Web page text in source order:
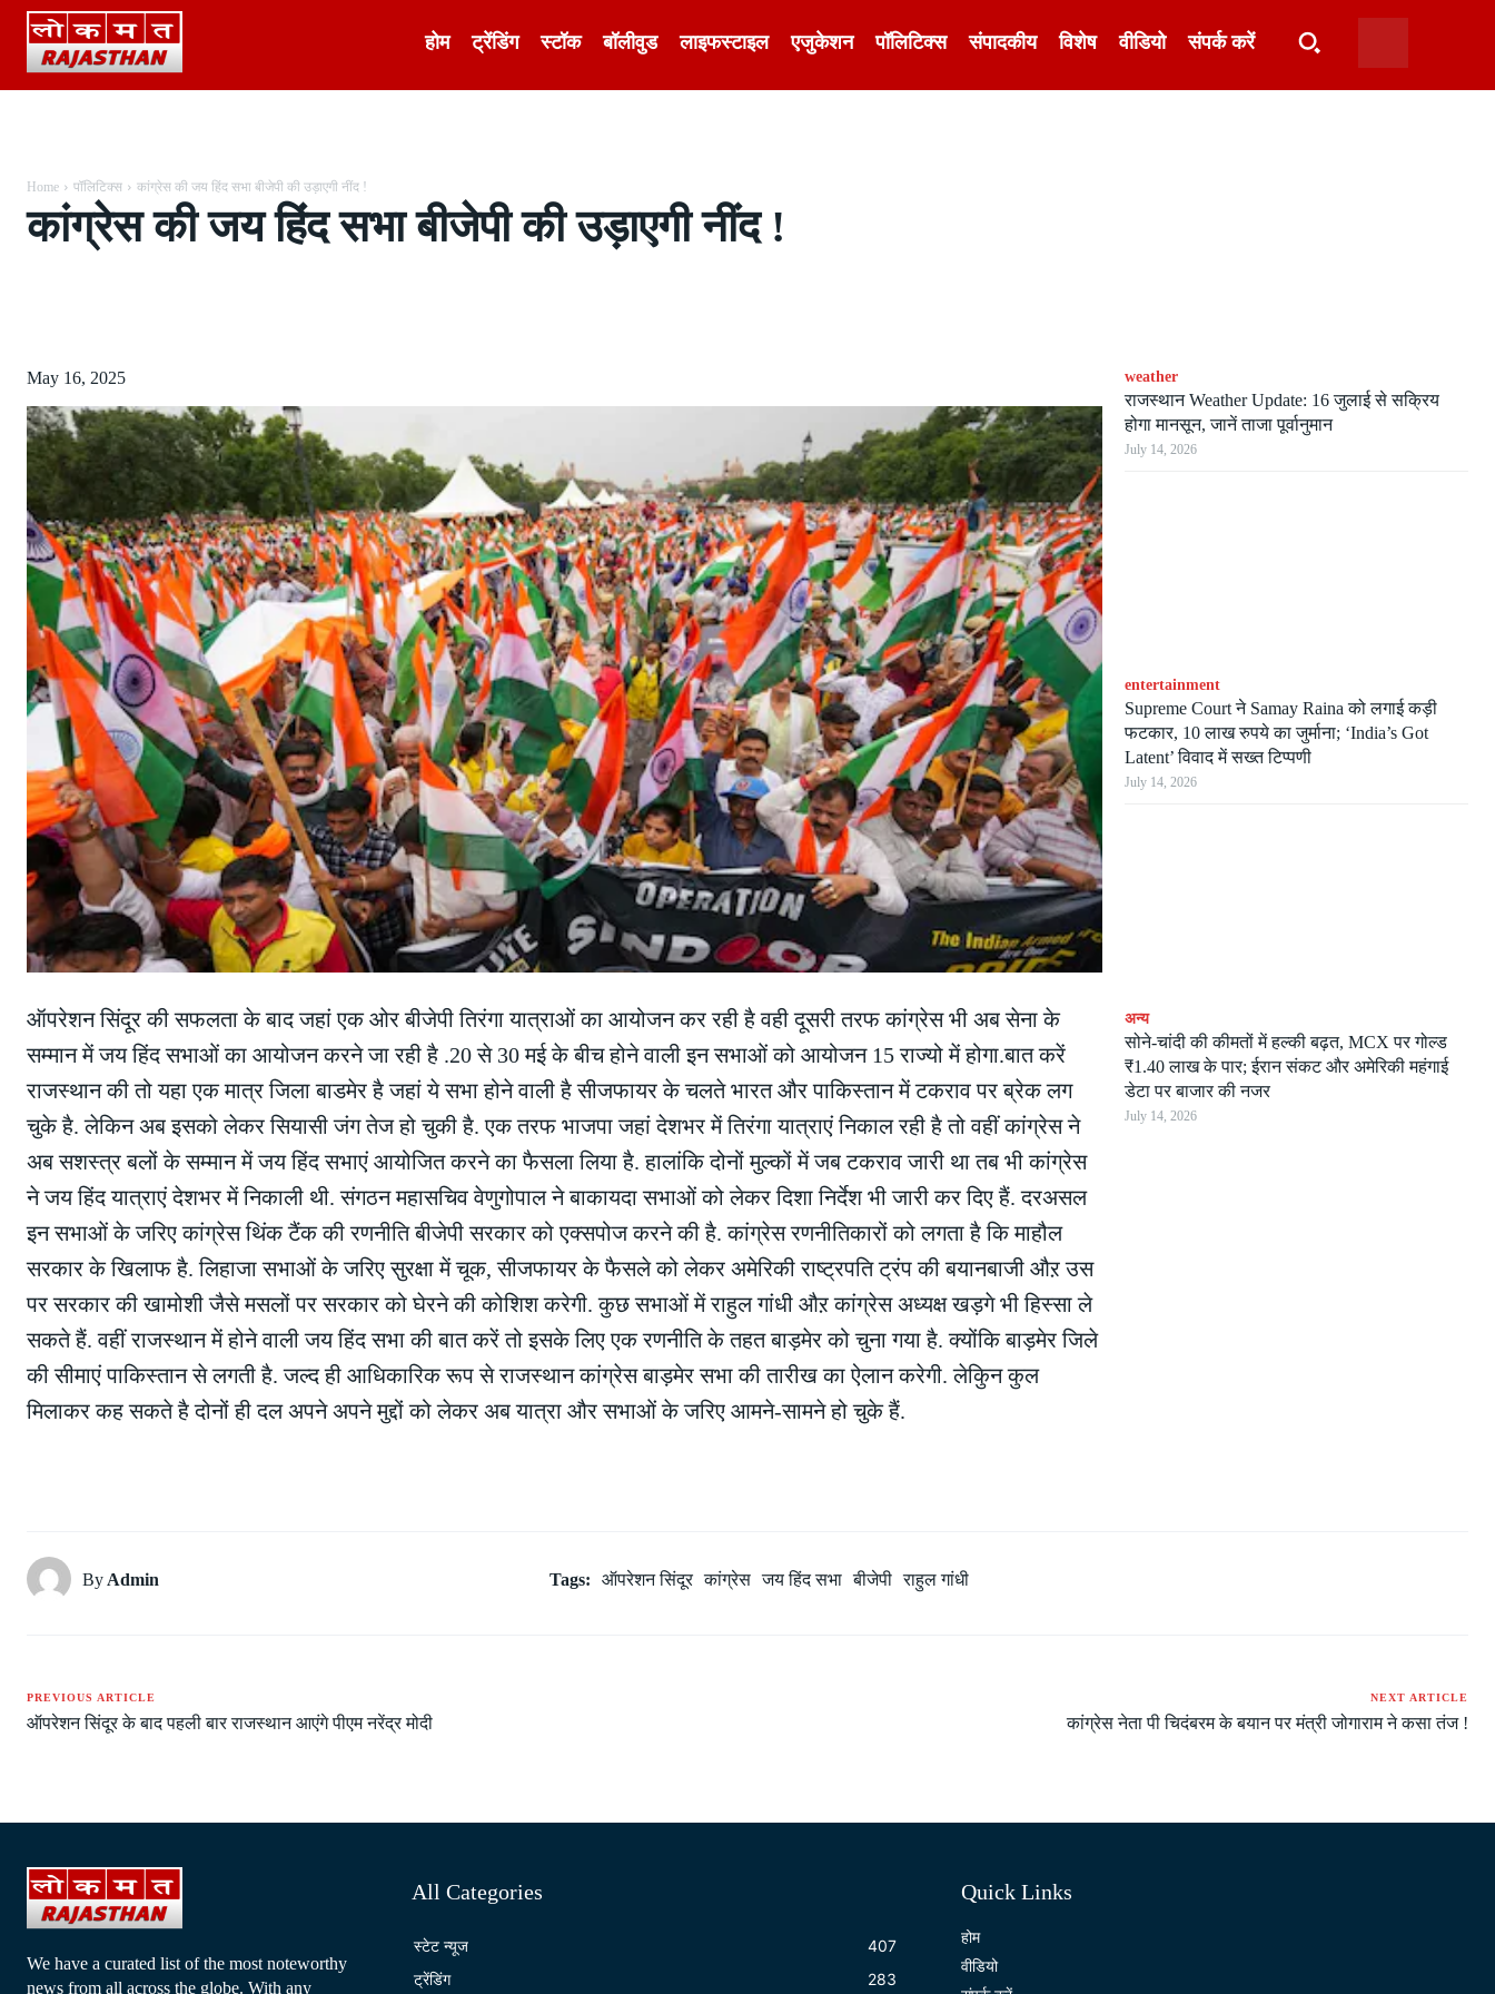
होम ट्रेंडिंग स्टॉक बॉलीवुड लाइफस्टाइल एजुकेशन पॉलिटिक्स संपादकीय विशेष वीडियो संपर्क करें
Home पॉलिटिक्स कांग्रेस की जय हिंद सभा बीजेपी की उड़ाएगी नींद !
कांग्रेस की जय हिंद सभा बीजेपी की उड़ाएगी नींद !
May 16, 2025
ऑपरेशन सिंदूर की सफलता के बाद जहां एक ओर बीजेपी तिरंगा यात्राओं का आयोजन कर रही है वही दूसरी तरफ कांग्रेस भी अब सेना के
सम्मान में जय हिंद सभाओं का आयोजन करने जा रही है .20 से 30 मई के बीच होने वाली इन सभाओं को आयोजन 15 राज्यो में होगा.बात करें
राजस्थान की तो यहा एक मात्र जिला बाडमेर है जहां ये सभा होने वाली है सीजफायर के चलते भारत और पाकिस्तान में टकराव पर ब्रेक लग
चुके है. लेकिन अब इसको लेकर सियासी जंग तेज हो चुकी है. एक तरफ भाजपा जहां देशभर में तिरंगा यात्राएं निकाल रही है तो वहीं कांग्रेस ने
अब सशस्त्र बलों के सम्मान में जय हिंद सभाएं आयोजित करने का फैसला लिया है. हालांकि दोनों मुल्कों में जब टकराव जारी था तब भी कांग्रेस
ने जय हिंद यात्राएं देशभर में निकाली थी. संगठन महासचिव वेणुगोपाल ने बाकायदा सभाओं को लेकर दिशा निर्देश भी जारी कर दिए हैं. दरअसल
इन सभाओं के जरिए कांग्रेस थिंक टैंक की रणनीति बीजेपी सरकार को एक्सपोज करने की है. कांग्रेस रणनीतिकारों को लगता है कि माहौल
सरकार के खिलाफ है. लिहाजा सभाओं के जरिए सुरक्षा में चूक, सीजफायर के फैसले को लेकर अमेरिकी राष्ट्रपति ट्रंप की बयानबाजी औऱ उस
पर सरकार की खामोशी जैसे मसलों पर सरकार को घेरने की कोशिश करेगी. कुछ सभाओं में राहुल गांधी औऱ कांग्रेस अध्यक्ष खड़गे भी हिस्सा ले
सकते हैं. वहीं राजस्थान में होने वाली जय हिंद सभा की बात करें तो इसके लिए एक रणनीति के तहत बाड़मेर को चुना गया है. क्योंकि बाड़मेर जिले
की सीमाएं पाकिस्तान से लगती है. जल्द ही आधिकारिक रूप से राजस्थान कांग्रेस बाड़मेर सभा की तारीख का ऐलान करेगी. लेकिुन कुल
मिलाकर कह सकते है दोनों ही दल अपने अपने मुद्दों को लेकर अब यात्रा और सभाओं के जरिए आमने-सामने हो चुके हैं.
weather
राजस्थान Weather Update: 16 जुलाई से सक्रिय
होगा मानसून, जानें ताजा पूर्वानुमान
July 14, 2026
entertainment
Supreme Court ने Samay Raina को लगाई कड़ी
फटकार, 10 लाख रुपये का जुर्माना; ‘India’s Got
Latent’ विवाद में सख्त टिप्पणी
July 14, 2026
अन्य
सोने-चांदी की कीमतों में हल्की बढ़त, MCX पर गोल्ड
₹1.40 लाख के पार; ईरान संकट और अमेरिकी महंगाई
डेटा पर बाजार की नजर
July 14, 2026
By Admin Tags: ऑपरेशन सिंदूर कांग्रेस जय हिंद सभा बीजेपी राहुल गांधी
PREVIOUS ARTICLE
ऑपरेशन सिंदूर के बाद पहली बार राजस्थान आएंगे पीएम नरेंद्र मोदी
NEXT ARTICLE
कांग्रेस नेता पी चिदंबरम के बयान पर मंत्री जोगाराम ने कसा तंज !
We have a curated list of the most noteworthy
news from all across the globe. With any
All Categories
स्टेट न्यूज
407
ट्रेंडिंग
283
Quick Links
होम
वीडियो